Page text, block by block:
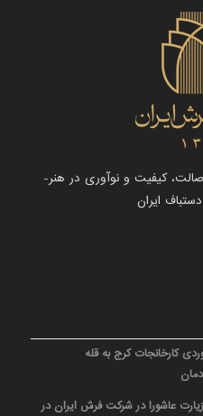
کیفیت و نوآوری در هنر-
ایران
کارخانجات کرج به قله
عاشورا در شرکت فرش ایران در